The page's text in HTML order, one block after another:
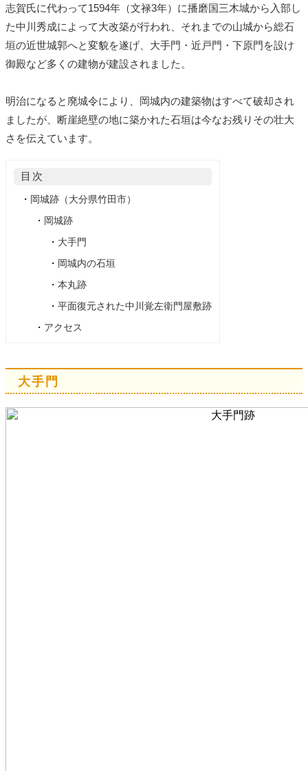
志賀氏に代わって1594年（文禄3年）に播磨国三木城から入部し
た中川秀成によって大改築が行われ、それまでの山城から総石
垣の近世城郭へと変貌を遂げ、大手門・近戸門・下原門を設け
御殿など多くの建物が建設されました。
明治になると廃城令により、岡城内の建築物はすべて破却され
ましたが、断崖絶壁の地に築かれた石垣は今なお残りその壮大
さを伝えています。
目次
・ 岡城跡（大分県竹田市）
・ 岡城跡
・ 大手門
・ 岡城内の石垣
・ 本丸跡
・ 平面復元された中川覚左衛門屋敷跡
・ アクセス
大手門